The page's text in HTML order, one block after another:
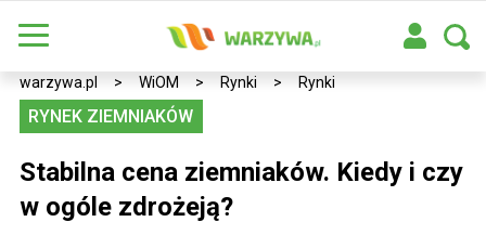
warzywa.pl > WiOM > Rynki > Rynki
RYNEK ZIEMNIAKÓW
Stabilna cena ziemniaków. Kiedy i czy
w ogóle zdrożeją?